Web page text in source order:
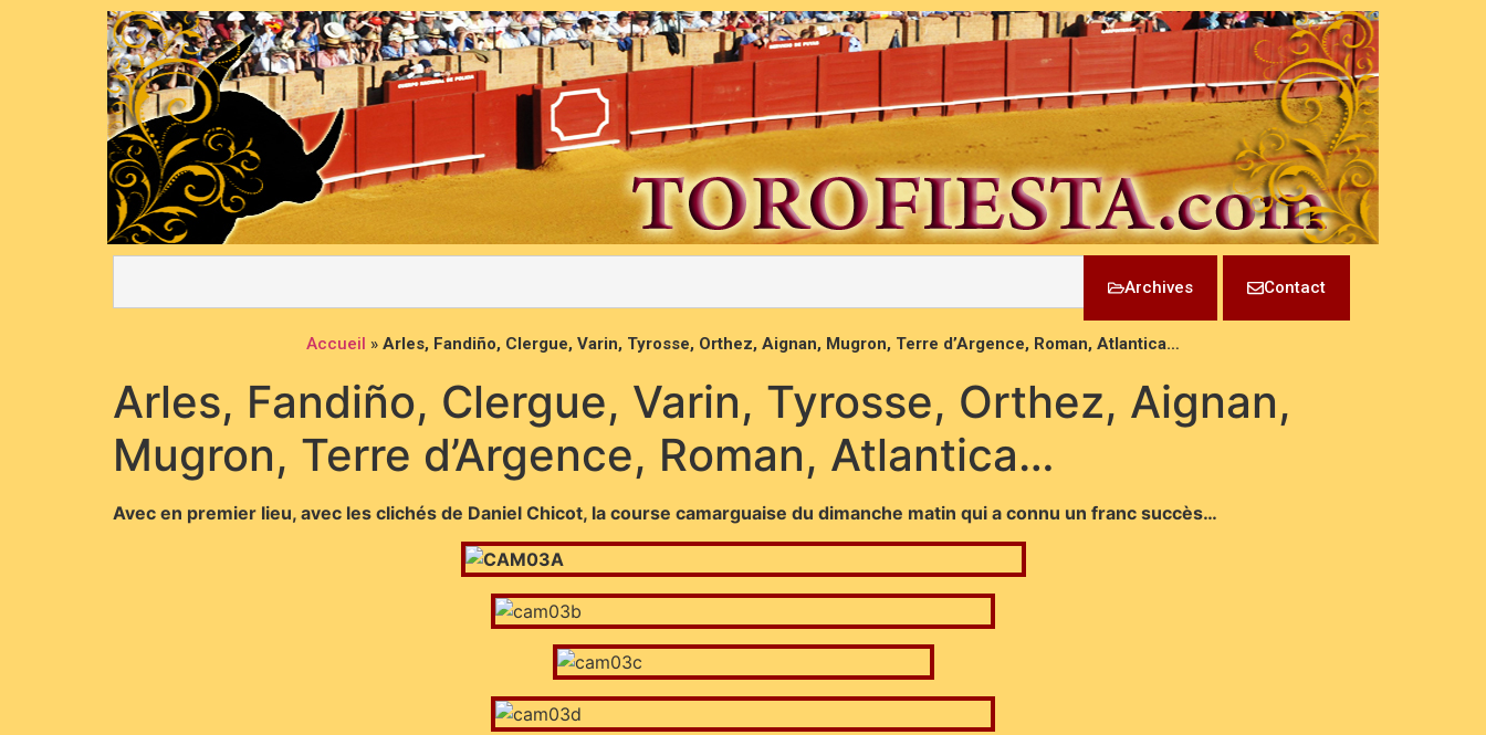
Archives Contact
Accueil » Arles, Fandiño, Clergue, Varin, Tyrosse, Orthez, Aignan, Mugron, Terre d’Argence, Roman, Atlantica…
Arles, Fandiño, Clergue, Varin, Tyrosse, Orthez, Aignan,
Mugron, Terre d’Argence, Roman, Atlantica…
Avec en premier lieu, avec les clichés de Daniel Chicot, la course camarguaise du dimanche matin qui a connu un franc succès…